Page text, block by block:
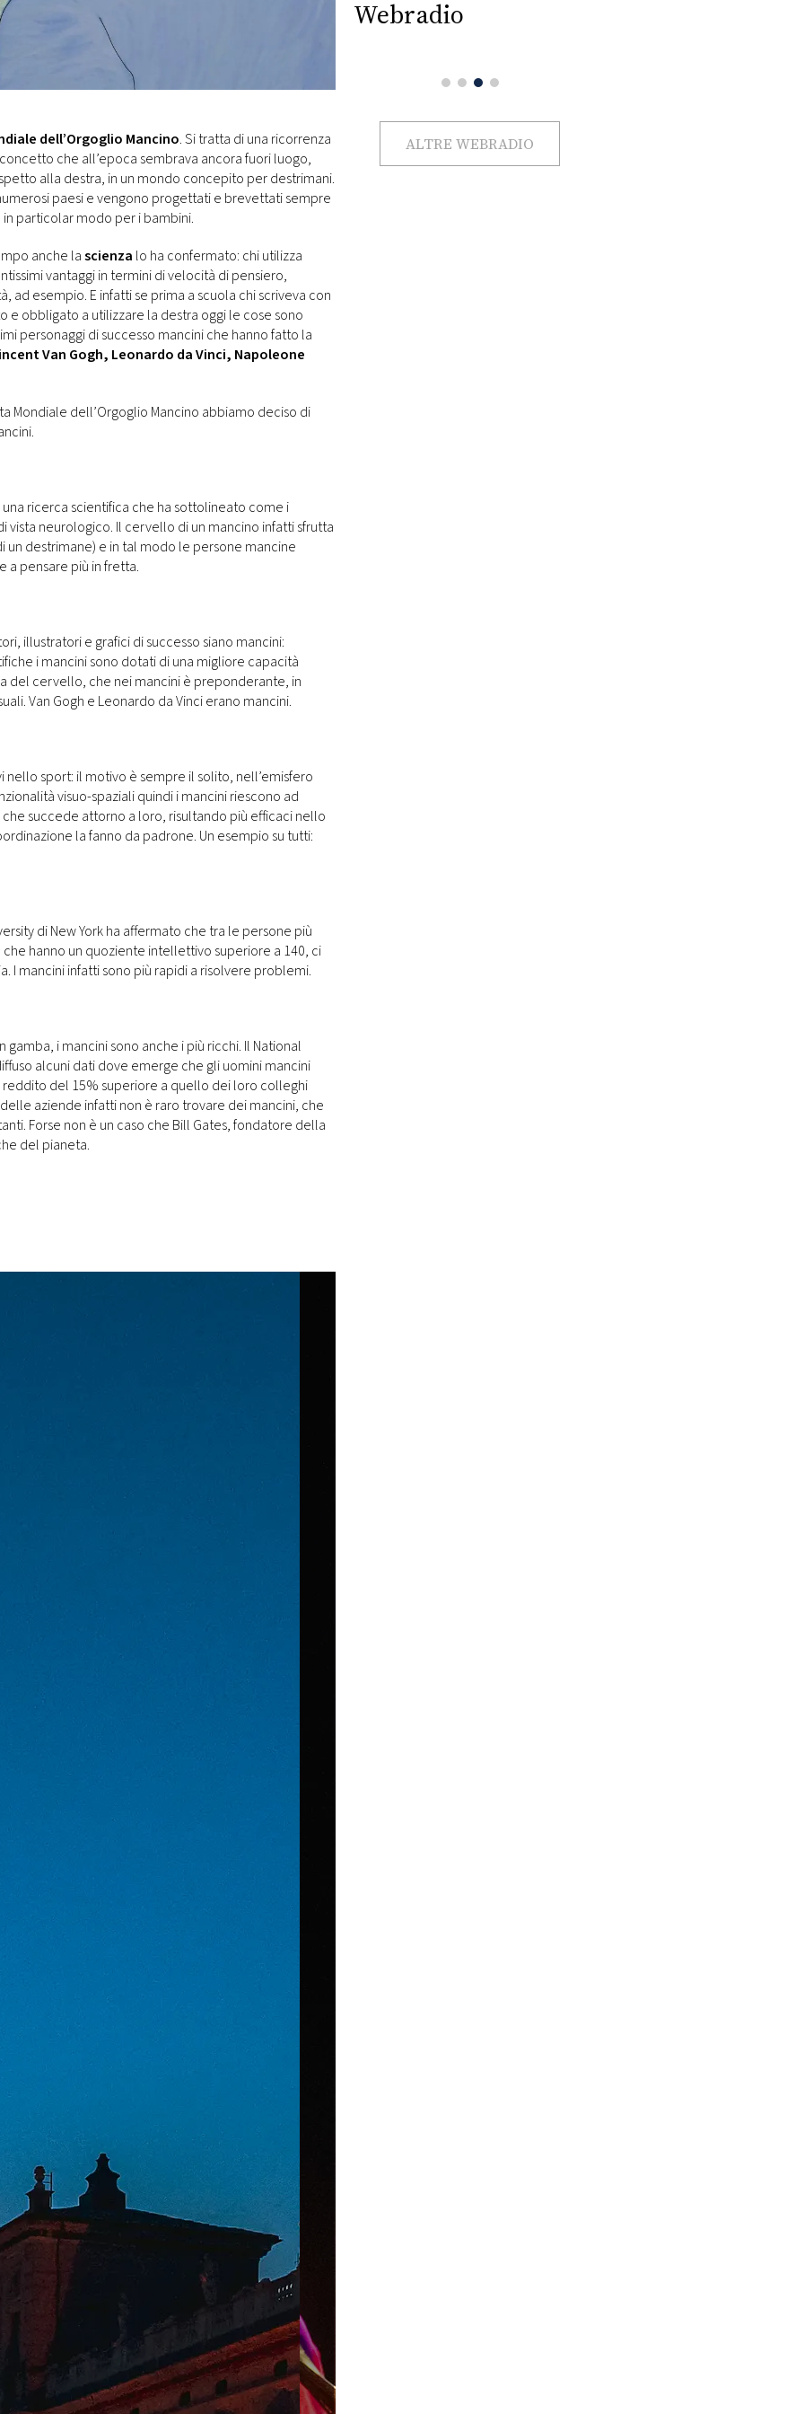
dell’Orgoglio Mancino. Si tratta di una ricorrenza
che all’epoca sembrava ancora fuori luogo,
alla destra, in un mondo concepito per destrimani.
paesi e vengono progettati e brevettati sempre
in particolar modo per i bambini.
anche lascienza lo ha confermato: chi utilizza
vantaggi in termini di velocità di pensiero,
ad esempio. E infatti se prima a scuola chi scriveva con
e obbligato a utilizzare la destra oggi le cose sono
personaggi di successo mancini che hanno fatto la
Van Gogh, Leonardo da Vinci, Napoleone
Mondiale dell’Orgoglio Mancino abbiamo deciso di
ricerca scientifica che ha sottolineato come i
vista neurologico. Il cervello di un mancino infatti sfrutta
un destrimane) e in tal modo le persone mancine
a pensare più in fretta.
illustratori e grafici di successo siano mancini:
i mancini sono dotati di una migliore capacità
del cervello, che nei mancini è preponderante, in
Van Gogh e Leonardo da Vinci erano mancini.
nello sport: il motivo è sempre il solito, nell’emisfero
visuo-spaziali quindi i mancini riescono ad
succede attorno a loro, risultando più efficaci nello
la fanno da padrone. Un esempio su tutti:
di New York ha affermato che tra le persone più
hanno un quoziente intellettivo superiore a 140, ci
I mancini infatti sono più rapidi a risolvere problemi.
i mancini sono anche i più ricchi. Il National
alcuni dati dove emerge che gli uomini mancini
del 15% superiore a quello dei loro colleghi
aziende infatti non è raro trovare dei mancini, che
Forse non è un caso che Bill Gates, fondatore della
del pianeta.
Webradio
ALTRE WEBRADIO